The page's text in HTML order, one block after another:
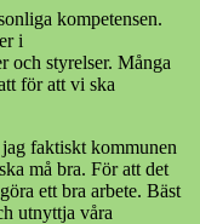
kompetensen.
i
och styrelser. Många
för att vi ska
faktiskt kommunen
må bra. För att det
ett bra arbete. Bäst
utnyttja våra